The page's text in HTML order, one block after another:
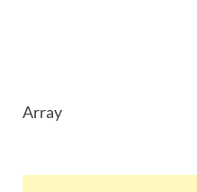
Array